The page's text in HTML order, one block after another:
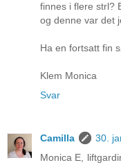
finnes i flere strl?
og denne var det
Ha en fortsatt fin
Klem Monica
Svar
Camilla
30.
Monica E,